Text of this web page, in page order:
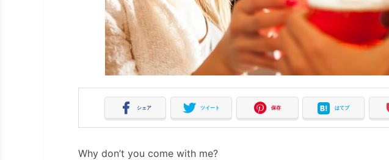
シェア ツイート 保存 はてブ
Why don’t you come with me?